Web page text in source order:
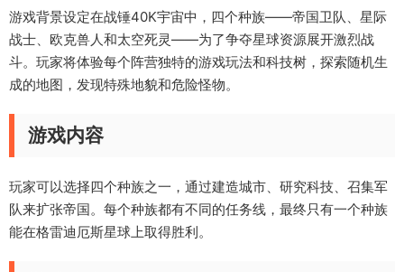
游戏背景设定在战锤40K宇宙中，四个种族——帝国卫队、星际
战士、欧克兽人和太空死灵——为了争夺星球资源展开激烈战
斗。玩家将体验每个阵营独特的游戏玩法和科技树，探索随机生
成的地图，发现特殊地貌和危险怪物。
游戏内容
玩家可以选择四个种族之一，通过建造城市、研究科技、召集军
队来扩张帝国。每个种族都有不同的任务线，最终只有一个种族
能在格雷迪厄斯星球上取得胜利。